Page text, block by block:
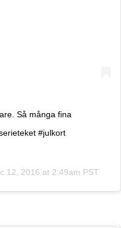
Så många fina
#julkort
12, 2016 at 2:49am PST